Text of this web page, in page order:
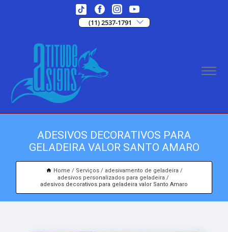
(11) 2537-1791
ADESIVOS DECORATIVOS PARA
GELADEIRA VALOR SANTO AMARO
Home Serviços
adesivamento de geladeira
adesivos personalizados para geladeira
adesivos decorativos para geladeira valor Santo Amaro